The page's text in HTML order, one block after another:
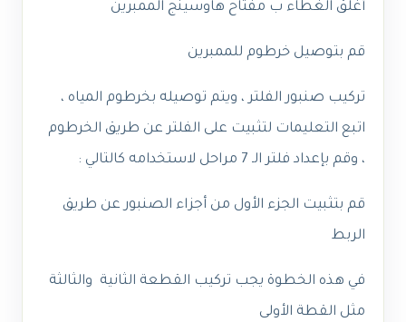
أغلق الغطاء ب مفتاح هاوسينج الممبرين
قم بتوصيل خرطوم للممبرين
تركيب صنبور الفلتر ، ويتم توصيله بخرطوم المياه ،
اتبع التعليمات لتثبيت على الفلتر عن طريق الخرطوم
، وقم بإعداد فلتر الـ 7 مراحل لاستخدامه كالتالي :
قم بتثبيت الجزء الأول من أجزاء الصنبور عن طريق
الربط
في هذه الخطوة يجب تركيب القطعة الثانية والثالثة
مثل القطة الأولى